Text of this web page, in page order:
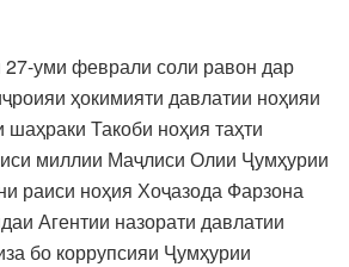
уми феврали соли равон дар
ҳокимияти давлатии ноҳияи
Такоби ноҳия таҳти
миллии Маҷлиси Олии Ҷумҳурии
раиси ноҳия Хоҷазода Фарзона
Агентии назорати давлатии
бо коррупсияи Ҷумҳурии